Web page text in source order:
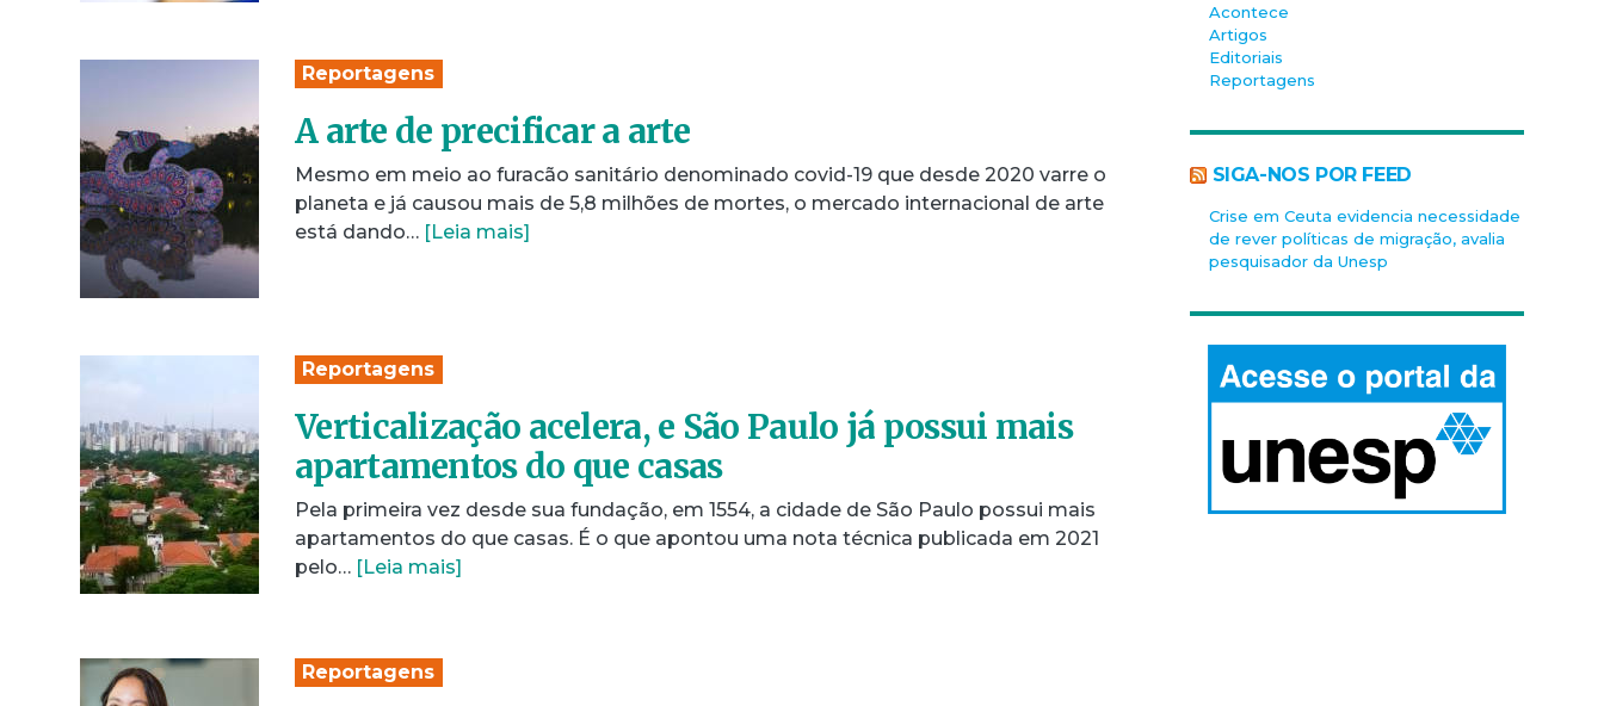
Reportagens
A arte de precificar a arte
Mesmo em meio ao furacão sanitário denominado covid-19 que desde 2020 varre o
planeta e já causou mais de 5,8 milhões de mortes, o mercado internacional de arte
está dando… [Leia mais]
Reportagens
Verticalização acelera, e São Paulo já possui mais
apartamentos do que casas
Pela primeira vez desde sua fundação, em 1554, a cidade de São Paulo possui mais
apartamentos do que casas. É o que apontou uma nota técnica publicada em 2021
pelo… [Leia mais]
Reportagens
Acontece
Artigos
Editoriais
Reportagens
SIGA-NOS POR FEED
Crise em Ceuta evidencia necessidade
de rever políticas de migração, avalia
pesquisador da Unesp